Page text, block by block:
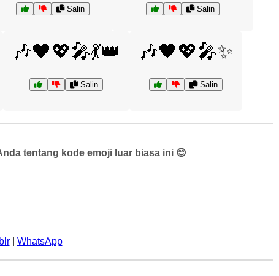
Salin Salin
🎶🖤💖🎤💃👑
Salin
🎶🖤💖🎤✨
Salin
tentang kode emoji luar biasa ini 😊
| WhatsApp